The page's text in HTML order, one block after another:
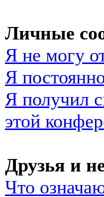
Личные
Я не могу
Я
Я получил
этой
Друзья и
Что